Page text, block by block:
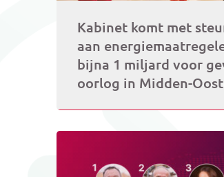
Kabinet komt met
aan
bijna 1 miljard voor
oorlog in Midden-